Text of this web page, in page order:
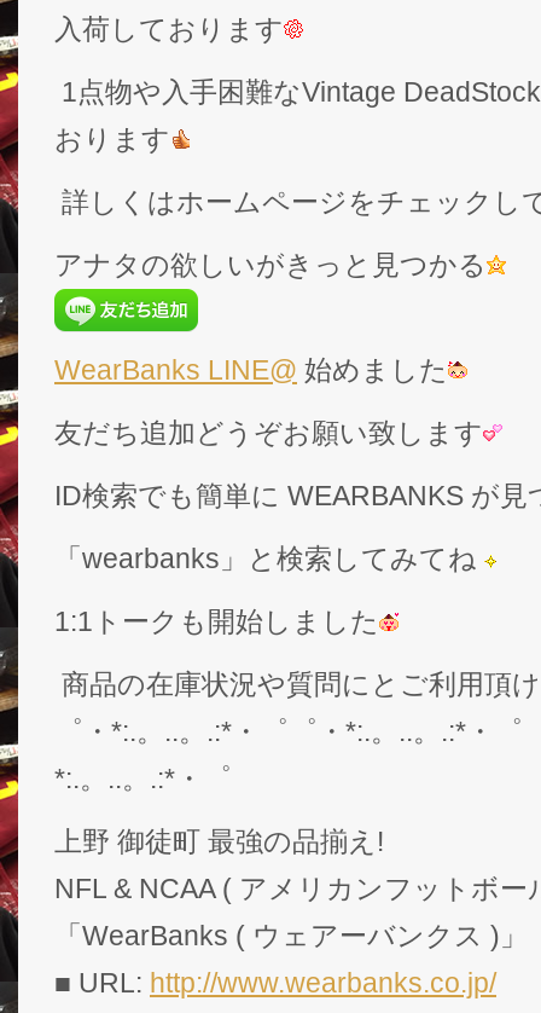
入荷しております
1点物や入手困難なVintage
おります
詳しくはホームページをチェックし
アナタの欲しいがきっと見つかる
WearBanks LINE@ 始めました
友だち追加どうぞお願い致します
ID検索でも簡単に WEARBANKS が
「wearbanks」と検索してみてね
1:1トークも開始しました
商品の在庫状況や質問にとご利用頂
゜・*:.。..。.:*・゜゜・*:.。..。.:*・
*:.。..。.:*・゜
上野 御徒町 最強の品揃え!
NFL & NCAA ( アメリカンフットボー
「WearBanks ( ウェアーバンクス )」
■ URL: http://www.wearbanks.co.jp/